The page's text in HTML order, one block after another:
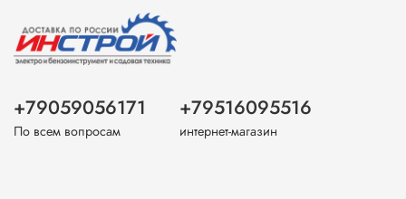
+79059056171
По всем вопросам
+79516095516
интернет-магазин